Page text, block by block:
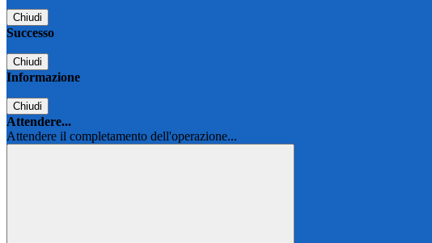
Chiudi
Successo
Chiudi
Informazione
Chiudi
Attendere...
Attendere il completamento dell'operazione...